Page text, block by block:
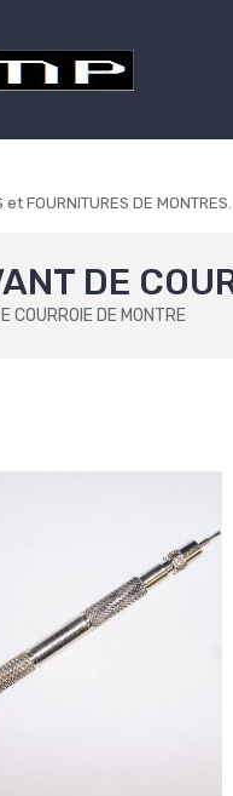
et FOURNITURES DE
DE
COURROIE DE MONTRE